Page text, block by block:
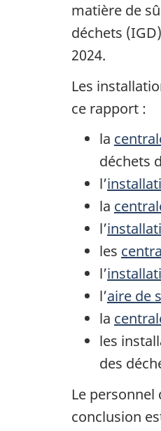
matière de
déchets
2024.
Les
ce rapport :
la
déchets
l’
la
l’
les
l’
l’aire de
la
les
des
Le personnel
conclusion